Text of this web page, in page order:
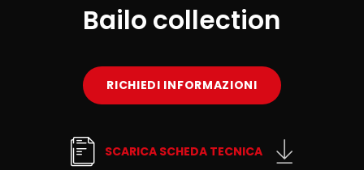
Bailo collection
RICHIEDI INFORMAZIONI
SCARICA SCHEDA TECNICA